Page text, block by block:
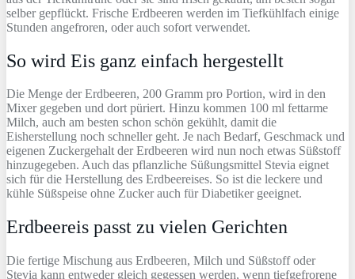
selber gepflückt. Frische Erdbeeren werden im Tiefkühlfach einige
Stunden angefroren, oder auch sofort verwendet.
So wird Eis ganz einfach hergestellt
Die Menge der Erdbeeren, 200 Gramm pro Portion, wird in den
Mixer gegeben und dort püriert. Hinzu kommen 100 ml fettarme
Milch, auch am besten schon schön gekühlt, damit die
Eisherstellung noch schneller geht. Je nach Bedarf, Geschmack und
eigenen Zuckergehalt der Erdbeeren wird nun noch etwas Süßstoff
hinzugegeben. Auch das pflanzliche Süßungsmittel Stevia eignet
sich für die Herstellung des Erdbeereises. So ist die leckere und
kühle Süßspeise ohne Zucker auch für Diabetiker geeignet.
Erdbeereis passt zu vielen Gerichten
Die fertige Mischung aus Erdbeeren, Milch und Süßstoff oder
Stevia kann entweder gleich gegessen werden, wenn tiefgefrorene